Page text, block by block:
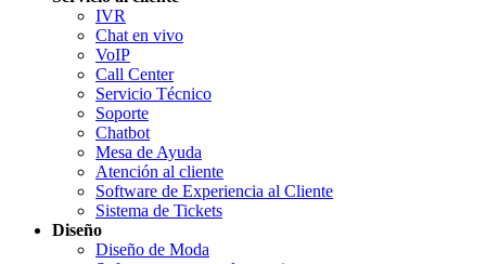
IVR
Chat en vivo
VoIP
Call Center
Servicio Técnico
Soporte
Chatbot
Mesa de Ayuda
Atención al cliente
Software de Experiencia al Cliente
Sistema de Tickets
Diseño
Diseño de Moda